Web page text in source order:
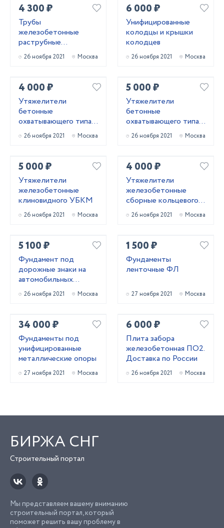
4 300 ₽
Трубы
железобетонные
раструбные
безнапорные
армированные
26 ноября 2021 Москва
6 000 ₽
Унифицированные
колодцы и крышки
колодцев
26 ноября 2021 Москва
4 000 ₽
Утяжелители
бетонные
охватывающего типа
УБО
26 ноября 2021 Москва
5 000 ₽
Утяжелители
бетонные
охватывающего типа
УБОм
26 ноября 2021 Москва
5 000 ₽
Утяжелители
железобетонные
клиновидного УБКМ
26 ноября 2021 Москва
4 000 ₽
Утяжелители
железобетонные
сборные кольцевого
типа 2УТК
26 ноября 2021 Москва
5 100 ₽
Фундамент под
дорожные знаки на
автомобильных
дорогах
26 ноября 2021 Москва
1 500 ₽
Фундаменты
ленточные ФЛ
27 ноября 2021 Москва
34 000 ₽
Фундаменты под
унифицированные
металлические опоры
27 ноября 2021 Москва
6 000 ₽
Плита забора
железобетонная ПО2.
Доставка по России
26 ноября 2021 Москва
БИРЖА СНГ
Строительный портал
Мы представляем вашему вниманию
строительный портал, который
поможет решить вашу проблему в